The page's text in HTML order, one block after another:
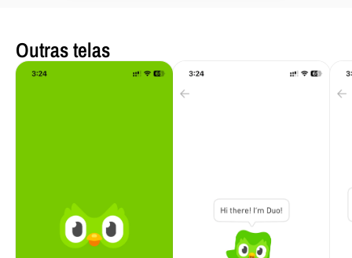
Outras telas